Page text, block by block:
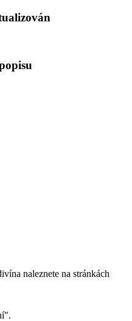
naleznete na stránkách